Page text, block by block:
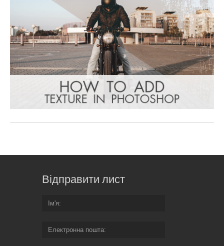
Відправити лист
Ім'я
Електронна пошта